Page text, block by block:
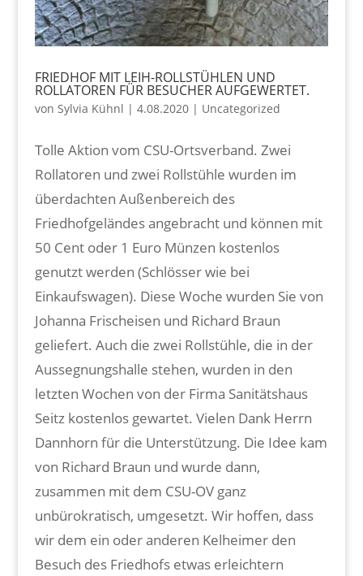
FRIEDHOF MIT LEIH-ROLLSTÜHLEN UND
ROLLATOREN FÜR BESUCHER AUFGEWERTET.
von Sylvia Kühnl | 4.08.2020| Uncategorized
Tolle Aktion vom CSU-Ortsverband. Zwei
Rollatoren und zwei Rollstühle wurden im
überdachten Außenbereich des
Friedhofgeländes angebracht und können mit
50 Cent oder 1 Euro Münzen kostenlos
genutzt werden (Schlösser wie bei
Einkaufswagen). Diese Woche wurden Sie von
Johanna Frischeisen und Richard Braun
geliefert. Auch die zwei Rollstühle, die in der
Aussegnungshalle stehen, wurden in den
letzten Wochen von der Firma Sanitätshaus
Seitz kostenlos gewartet. Vielen Dank Herrn
Dannhorn für die Unterstützung. Die Idee kam
von Richard Braun und wurde dann,
zusammen mit dem CSU-OV ganz
unbürokratisch, umgesetzt. Wir hoffen, dass
wir dem ein oder anderen Kelheimer den
Besuch des Friedhofs etwas erleichtern